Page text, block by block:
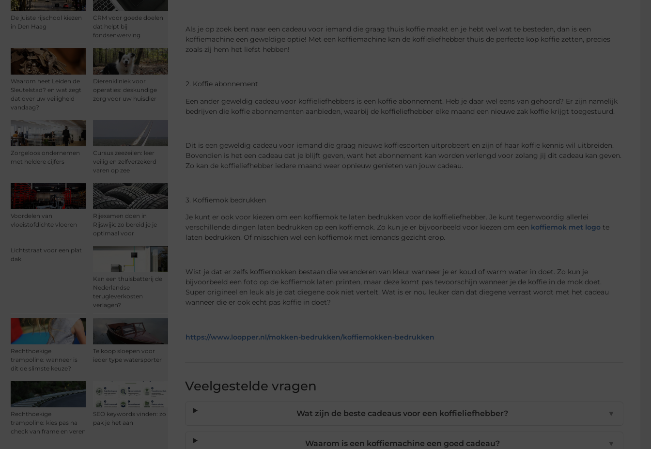
De juiste rijschool kiezen
in Den Haag
CRM voor goede doelen
dat helpt bij
fondsenwerving
Waarom heet Leiden de
Sleutelstad? en wat zegt
dat over uw veiligheid
vandaag?
Dierenkliniek voor
operaties: deskundige
zorg voor uw huisdier
Zorgeloos ondernemen
met heldere cijfers
Cursus zeezeilen: leer
veilig en zelfverzekerd
varen op zee
Voordelen van
vloeistofdichte vloeren
Rijexamen doen in
Rijswijk: zo bereid je je
optimaal voor
Lichtstraat voor een plat
dak
Kan een thuisbatterij de
Nederlandse
terugleverkosten
verlagen?
Rechthoekige
trampoline: wanneer is
dit de slimste keuze?
Te koop sloepen voor
ieder type watersporter
Rechthoekige
trampoline: kies pas na
check van frame en veren
SEO keywords vinden: zo
pak je het aan
Als je op zoek bent naar een cadeau voor iemand die graag thuis koffie maakt en je hebt wel wat te besteden, dan is een
koffiemachine een geweldige optie! Met een koffiemachine kan de koffieliefhebber thuis de perfecte kop koffie zetten, precies
zoals zij hem het liefst hebben!
2. Koffie abonnement
Een ander geweldig cadeau voor koffieliefhebbers is een koffie abonnement. Heb je daar wel eens van gehoord? Er zijn namelijk
bedrijven die koffie abonnementen aanbieden, waarbij de koffieliefhebber elke maand een nieuwe zak koffie krijgt toegestuurd.
Dit is een geweldig cadeau voor iemand die graag nieuwe koffiesoorten uitprobeert en zijn of haar koffie kennis wil uitbreiden.
Bovendien is het een cadeau dat je blijft geven, want het abonnement kan worden verlengd voor zolang jij dit cadeau kan geven.
Zo kan de koffieliefhebber iedere maand weer opnieuw genieten van jouw cadeau.
3. Koffiemok bedrukken
Je kunt er ook voor kiezen om een koffiemok te laten bedrukken voor de koffieliefhebber. Je kunt tegenwoordig allerlei
verschillende dingen laten bedrukken op een koffiemok. Zo kun je er bijvoorbeeld voor kiezen om een koffiemok met logo te
laten bedrukken. Of misschien wel een koffiemok met iemands gezicht erop.
Wist je dat er zelfs koffiemokken bestaan die veranderen van kleur wanneer je er koud of warm water in doet. Zo kun je
bijvoorbeeld een foto op de koffiemok laten printen, maar deze komt pas tevoorschijn wanneer je de koffie in de mok doet.
Super origineel en leuk als je dat diegene ook niet vertelt. Wat is er nou leuker dan dat diegene verrast wordt met het cadeau
wanneer die er ook echt pas koffie in doet?
https://www.loopper.nl/mokken-bedrukken/koffiemokken-bedrukken
Veelgestelde vragen
Wat zijn de beste cadeaus voor een koffieliefhebber? ▼
Waarom is een koffiemachine een goed cadeau? ▼